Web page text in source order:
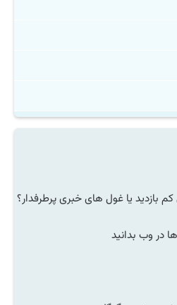
بازدید یا غول های خبری پرطرفدار؟
در وب بدانید